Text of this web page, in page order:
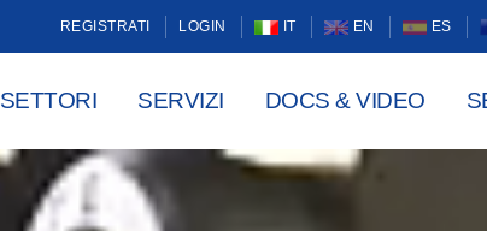
REGISTRATI LOGIN IT EN ES
SETTORI SERVIZI DOCS & VIDEO